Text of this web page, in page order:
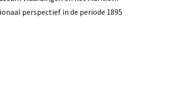
perspectief in de periode 1895